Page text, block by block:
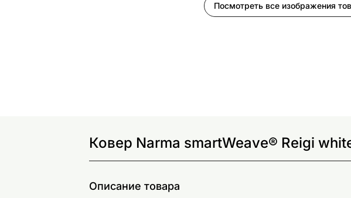
Посмотреть все изображения
Ковер Narma smartWeave® Reigi
Описание товара